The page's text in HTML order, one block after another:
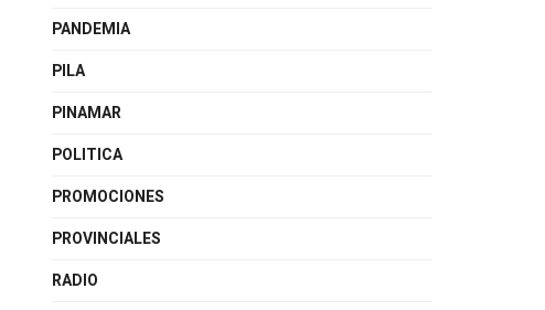
PANDEMIA
PILA
PINAMAR
POLITICA
PROMOCIONES
PROVINCIALES
RADIO